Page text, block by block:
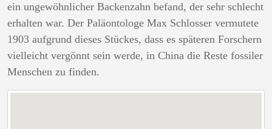
ein ungewöhnlicher Backenzahn befand, der sehr schlecht
erhalten war. Der Paläontologe Max Schlosser vermutete
1903 aufgrund dieses Stückes, dass es späteren Forschern
vielleicht vergönnt sein werde, in China die Reste fossiler
Menschen zu finden.